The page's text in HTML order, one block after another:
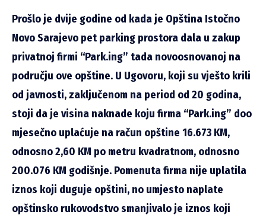
Prošlo je dvije godine od kada je Opština Istočno
Novo Sarajevo pet parking prostora dala u zakup
privatnoj firmi “Park.ing” tada novoosnovanoj na
području ove opštine. U Ugovoru, koji su vješto krili
od javnosti, zaključenom na period od 20 godina,
stoji da je visina naknade koju firma “Park.ing” doo
mjesečno uplaćuje na račun opštine 16.673 KM,
odnosno 2,60 KM po metru kvadratnom, odnosno
200.076 KM godišnje. Pomenuta firma nije uplatila
iznos koji duguje opštini, no umjesto naplate
opštinsko rukovodstvo smanjivalo je iznos koji